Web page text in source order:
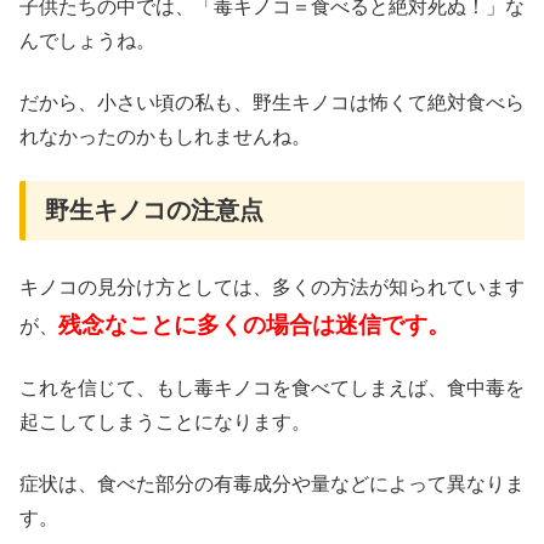
子供たちの中では、 「毒キノコ＝食べると絶対死ぬ！」 な
んでしょうね。
だから、小さい頃の私も、野生キノコは怖くて絶対食べら
れなかったのかもしれませんね。
野生キノコの注意点
キノコの見分け方としては、多くの方法が知られています
が、 残念なことに多くの場合は迷信です。
これを信じて、もし毒キノコを食べてしまえば、食中毒を
起こしてしまうことになります。
症状は、食べた部分の有毒成分や量などによって異なりま
す。